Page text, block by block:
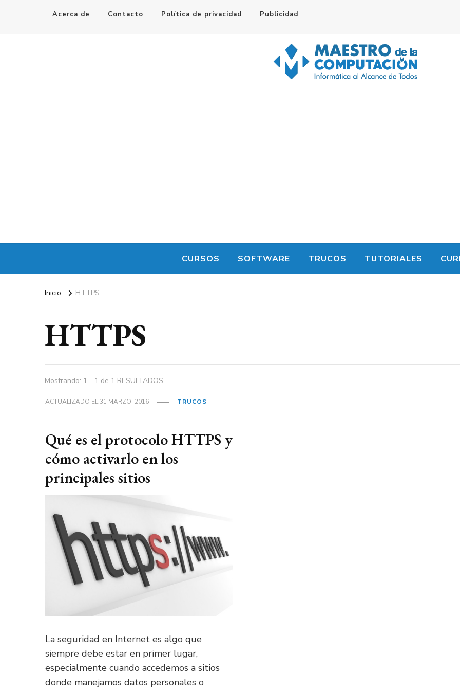
Acerca de Contacto Política de privacidad Publicidad
CURSOS SOFTWARE TRUCOS TUTORIALES
Inicio HTTPS
HTTPS
Mostrando: 1 - 1 de 1 RESULTADOS
ACTUALIZADO EL31 MARZO, 2016 TRUCOS
Qué es el protocolo HTTPS y
cómo activarlo en los
principales sitios
La seguridad en Internet es algo que
siempre debe estar en primer lugar,
especialmente cuando accedemos a sitios
donde manejamos datos personales o